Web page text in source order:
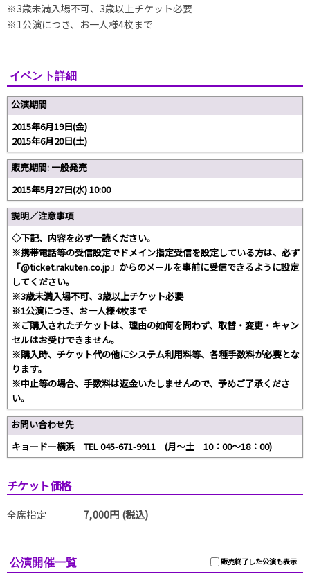
※3歳未満入場不可、3歳以上チケット必要
※1公演につき、お一人様4枚まで
イベント詳細
公演期間
2015年6月19日(金)
2015年6月20日(土)
販売期間: 一般発売
2015年5月27日(水) 10:00
説明／注意事項
◇下記、内容を必ず一読ください。
※携帯電話等の受信設定でドメイン指定受信を設定している方は、必ず
「@ticket.rakuten.co.jp」からのメールを事前に受信できるように設定
してください。
※3歳未満入場不可、3歳以上チケット必要
※1公演につき、お一人様4枚まで
※ご購入されたチケットは、理由の如何を問わず、取替・変更・キャン
セルはお受けできません。
※購入時、チケット代の他にシステム利用料等、各種手数料が必要とな
ります。
※中止等の場合、手数料は返金いたしませんので、予めご了承くださ
い。
お問い合わせ先
キョードー横浜 TEL 045-671-9911 (月～土 10：00～18：00)
チケット価格
全席指定 7,000円 (税込)
販売終了した公演も表示
公演開催一覧